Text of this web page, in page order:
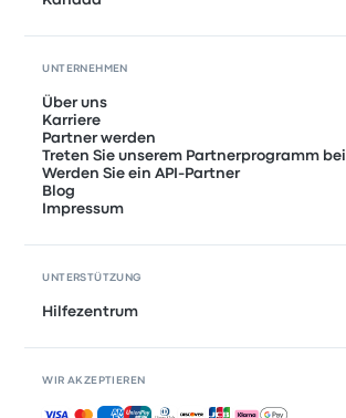
UNTERNEHMEN
Über uns
Karriere
Partner werden
Treten Sie unserem Partnerprogramm bei
Werden Sie ein API-Partner
Blog
Impressum
UNTERSTÜTZUNG
Hilfezentrum
WIR AKZEPTIEREN
Akzeptierte Zahlungsmethoden